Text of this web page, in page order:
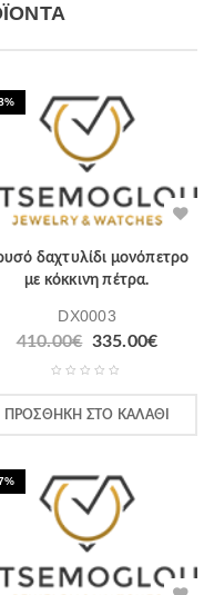
δαχτυλίδι μονόπετρο
με κόκκινη πέτρα.
DX0003
410.00€ 335.00€
ΠΡΟΣΘΉΚΗ ΣΤΟ ΚΑΛΆΘΙ